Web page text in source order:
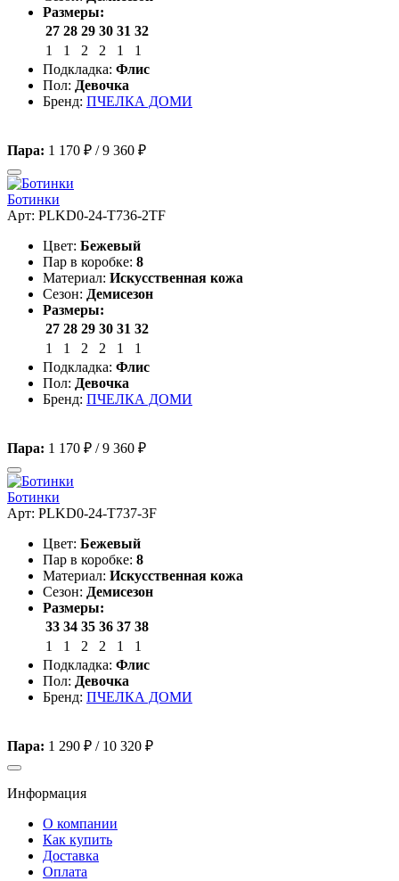
Размеры:
27 28 29 30 31 32
1
1 2 2 1
1
Подкладка: Флис
Пол: Девочка
Бренд: ПЧЕЛКА ДОМИ
Пара: 1 170 ₽ /9 360 ₽
Ботинки
Арт: PLKD0-24-T736-2TF
Цвет: Бежевый
Пар в коробке: 8
Материал: Искусственная кожа
Сезон: Демисезон
Размеры:
27 28 29 30 31 32
1
1 2 2 1
1
Подкладка: Флис
Пол: Девочка
Бренд: ПЧЕЛКА ДОМИ
Пара: 1 170 ₽ /9 360 ₽
Ботинки
Арт: PLKD0-24-T737-3F
Цвет: Бежевый
Пар в коробке: 8
Материал: Искусственная кожа
Сезон: Демисезон
Размеры:
33 34 35 36 37 38
1
1 2 2 1
1
Подкладка: Флис
Пол: Девочка
Бренд: ПЧЕЛКА ДОМИ
Пара: 1 290 ₽ / 10 320 ₽
Информация
О компании
Как купить
Доставка
Оплата